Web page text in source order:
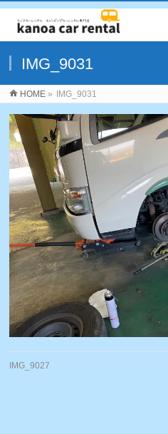
IMG_9031
HOME » IMG_9031
IMG_9027